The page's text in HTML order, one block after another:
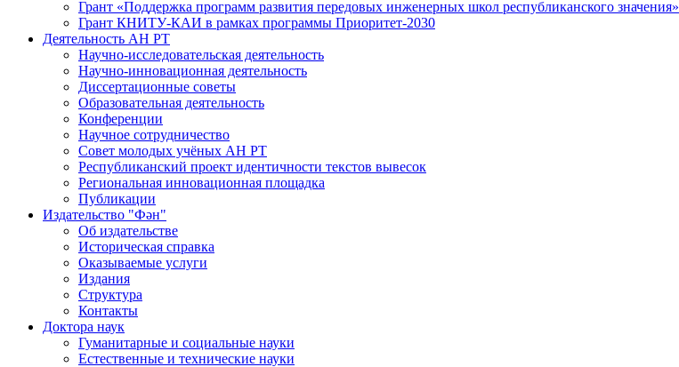
Грант «Поддержка программ развития передовых инженерных школ республиканского значения»
Грант КНИТУ-КАИ в рамках программы Приоритет-2030
Деятельность АН РТ
Научно-исследовательская деятельность
Научно-инновационная деятельность
Диссертационные советы
Образовательная деятельность
Конференции
Научное сотрудничество
Совет молодых учёных АН РТ
Республиканский проект идентичности текстов вывесок
Региональная инновационная площадка
Публикации
Издательство "Фән"
Об издательстве
Историческая справка
Оказываемые услуги
Издания
Структура
Контакты
Доктора наук
Гуманитарные и социальные науки
Естественные и технические науки